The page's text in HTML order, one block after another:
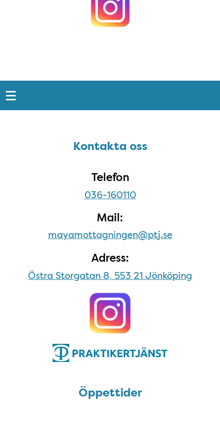
Snabblänkar
Kontakta ossKontakta oss
Telefon
036-160110
Mail:
mayamottagningen@ptj.se
Adress:
Östra Storgatan 8, 553 21 Jönköping
Öppettider